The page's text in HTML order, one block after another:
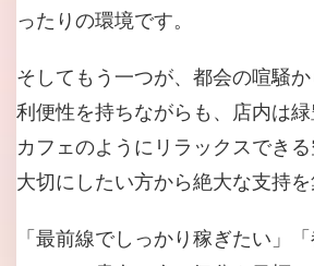
ったりの環境です。
そしてもう一つが、都会の喧騒
利便性を持ちながらも、店内は
カフェのようにリラックスでき
大切にしたい方から絶大な支持を
「最前線でしっかり稼ぎたい」